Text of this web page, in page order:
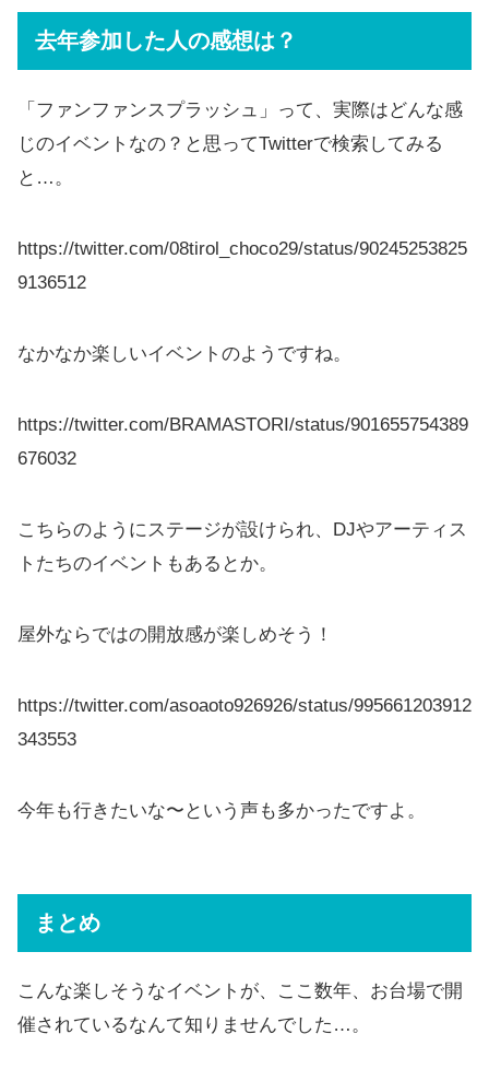
去年参加した人の感想は？
「ファンファンスプラッシュ」って、実際はどんな感
じのイベントなの？と思ってTwitterで検索してみる
と…。
https://twitter.com/08tirol_choco29/status/90245253825
9136512
なかなか楽しいイベントのようですね。
https://twitter.com/BRAMASTORI/status/901655754389
676032
こちらのようにステージが設けられ、DJやアーティス
トたちのイベントもあるとか。
屋外ならではの開放感が楽しめそう！
https://twitter.com/asoaoto926926/status/995661203912
343553
今年も行きたいな〜という声も多かったですよ。
まとめ
こんな楽しそうなイベントが、ここ数年、お台場で開
催されているなんて知りませんでした…。